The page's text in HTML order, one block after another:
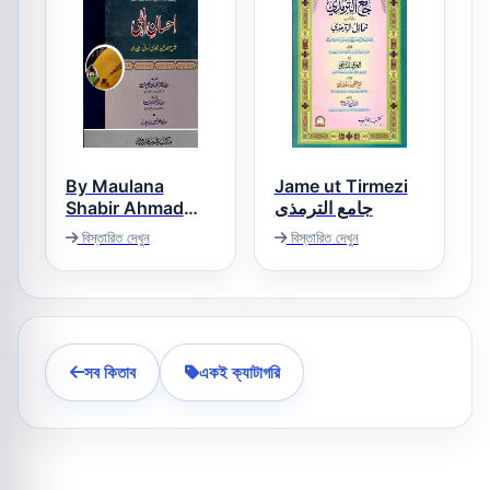
By Maulana
Shabir Ahmad
Qasmi احسان الہی
اردو شرح مؤطائین،
طحاوی، نسائی، ابن
ماجہ
বিস্তারিত দেখুন
Jame ut Tirmezi
جامع الترمذی
বিস্তারিত দেখুন
সব কিতাব একই ক্যাটাগরি